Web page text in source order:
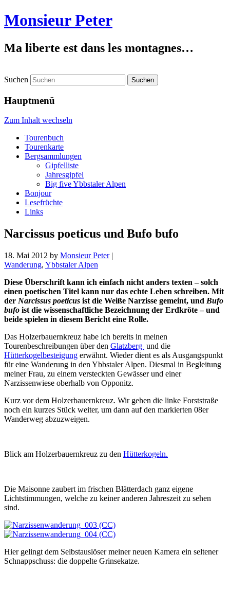
Monsieur Peter
Ma liberte est dans les montagnes…
Suchen
Hauptmenü
Zum Inhalt wechseln
Tourenbuch
Tourenkarte
Bergsammlungen
Gipfelliste
Jahresgipfel
Big five Ybbstaler Alpen
Bonjour
Lesefrüchte
Links
Narcissus poeticus und Bufo bufo
18. Mai 2012 by Monsieur Peter|
Wanderung, Ybbstaler Alpen
Diese Überschrift kann ich einfach nicht anders texten – solch
einen poetischen Titel kann nur das echte Leben schreiben. Mit
der Narcissus poeticus ist die Weiße Narzisse gemeint, und Bufo
bufo ist die wissenschaftliche Bezeichnung der Erdkröte – und
beide spielen in diesem Bericht eine Rolle.
Das Holzerbauernkreuz habe ich bereits in meinen
Tourenbeschreibungen über den Glatzberg und die
Hütterkogelbesteigung erwähnt. Wieder dient es als Ausgangspunkt
für eine Wanderung in den Ybbstaler Alpen. Diesmal in Begleitung
meiner Frau, zu einem versteckten Gewässer und einer
Narzissenwiese oberhalb von Opponitz.
Kurz vor dem Holzerbauernkreuz. Wir gehen die linke Forststraße
noch ein kurzes Stück weiter, um dann auf den markierten 08er
Wanderweg abzuzweigen.
Blick am Holzerbauernkreuz zu den Hütterkogeln.
Die Maisonne zaubert im frischen Blätterdach ganz eigene
Lichtstimmungen, welche zu keiner anderen Jahreszeit zu sehen
sind.
Hier gelingt dem Selbstauslöser meiner neuen Kamera ein seltener
Schnappschuss: die doppelte Grinsekatze.